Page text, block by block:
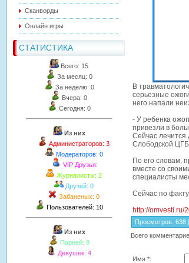
Сканворды
Онлайн игры
СТАТИСТИКА
Всего: 15
За месяц: 0
За неделю: 0
Вчера: 0
Сегодня: 0
Из них
Администраторов: 3
Модераторов: 0
VIP Друзья:
Журналисты: 2
Друзей: 0
Забаненых: 0
Пользователей: 10
Из них
Парней: 9
Девушек: 4
В
серьезные
него напали
- У ребенка
привезли в
Сейчас
Слободской
По его словам,
вместе со
специалисты
Сейчас по
http://omvesti.ru/
Просмотров: 638 |
Всего
Имя *: